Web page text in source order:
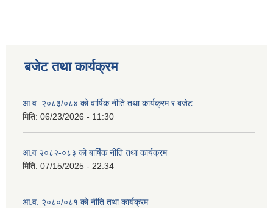
बजेट तथा कार्यक्रम
आ.व. २०८३/०८४ को वार्षिक नीति तथा कार्यक्रम र बजेट
मिति: 06/23/2026 - 11:30
आ.व २०८२-०८३ को बार्षिक नीति तथा कार्यक्रम
मिति: 07/15/2025 - 22:34
आ.व. २०८०/०८१ को नीति तथा कार्यक्रम